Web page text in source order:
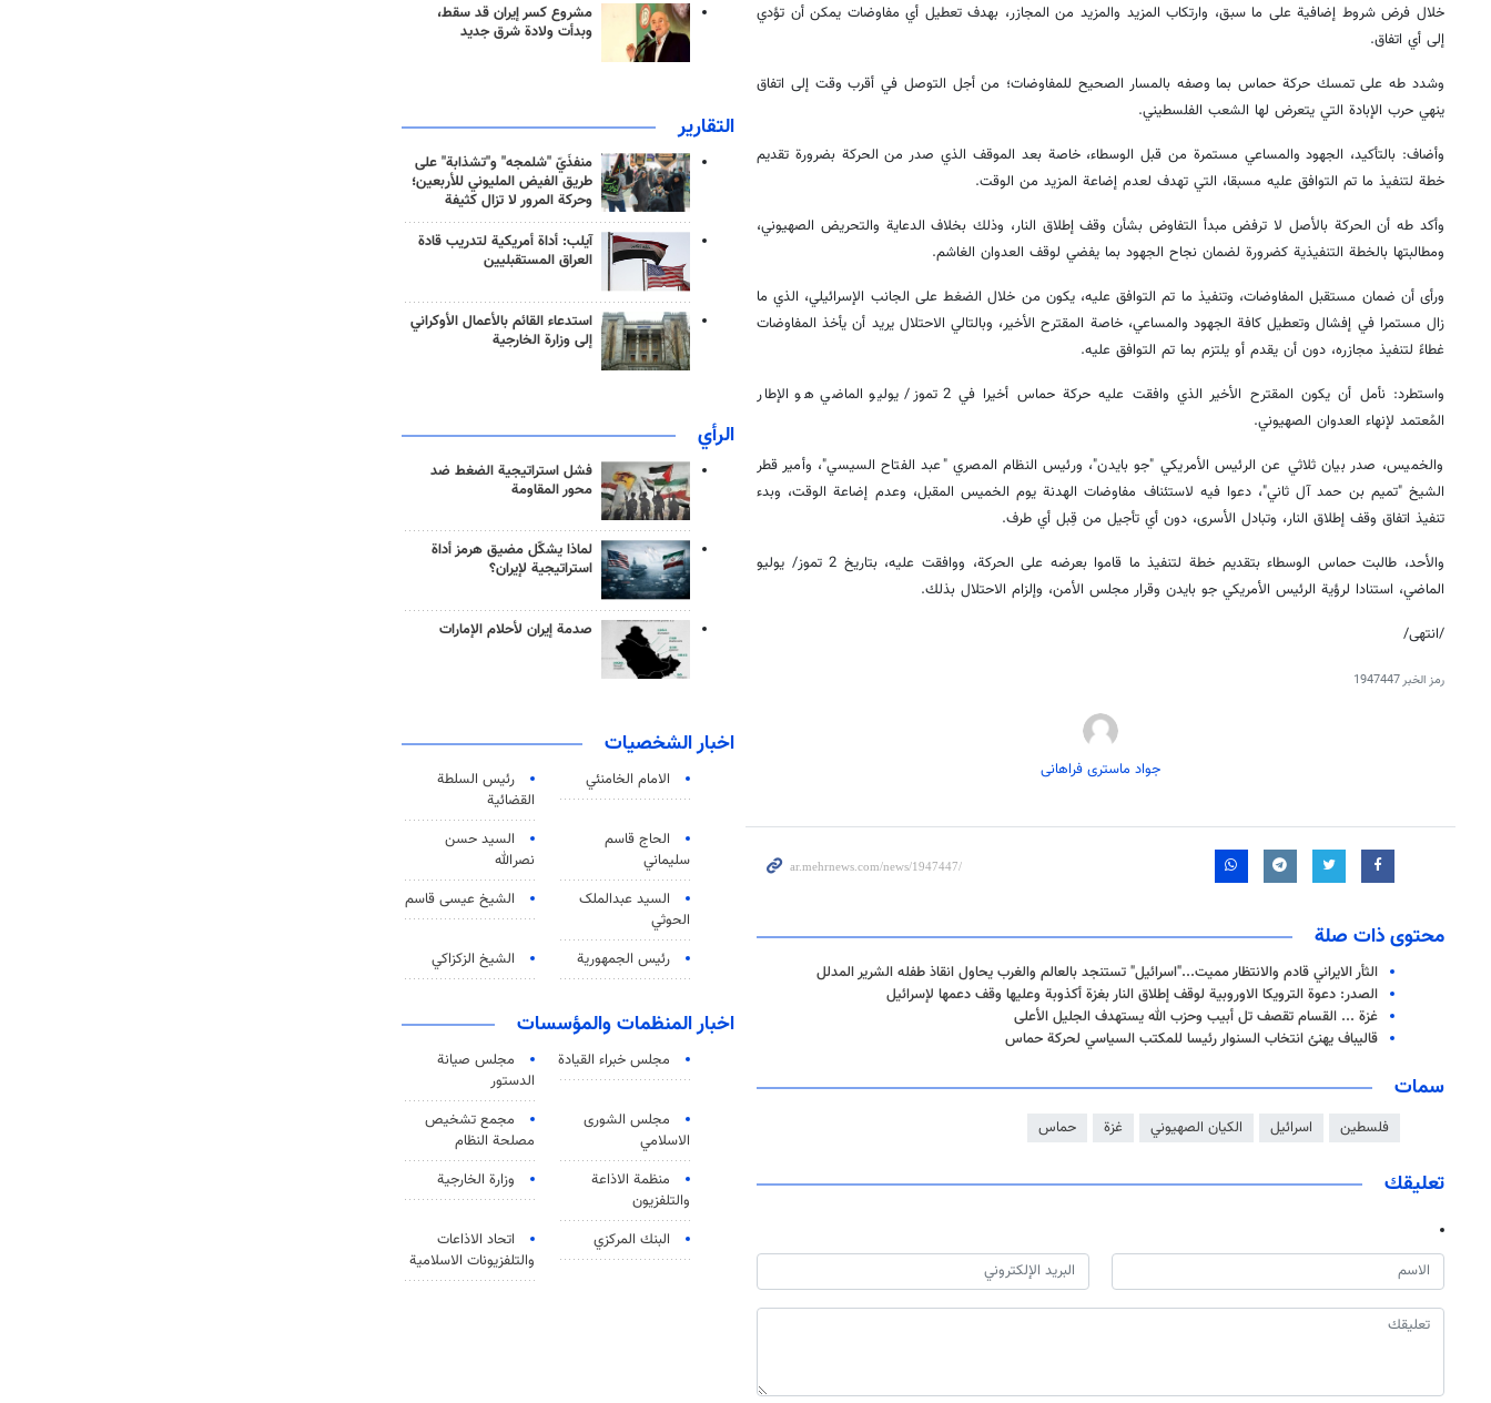
خلال فرض شروط إضافية على ما سبق، وارتكاب المزيد والمزيد من المجازر، بهدف تعطيل أي مفاوضات يمكن أن تؤدي
إلى أي اتفاق.
وشدد طه على تمسك حركة حماس بما وصفه بالمسار الصحيح للمفاوضات؛ من أجل التوصل في أقرب وقت إلى اتفاق
ينهي حرب الإبادة التي يتعرض لها الشعب الفلسطيني.
وأضاف: بالتأكيد، الجهود والمساعي مستمرة من قبل الوسطاء، خاصة بعد الموقف الذي صدر من الحركة بضرورة تقديم
خطة لتنفيذ ما تم التوافق عليه مسبقا، التي تهدف لعدم إضاعة المزيد من الوقت.
وأكد طه أن الحركة بالأصل لا ترفض مبدأ التفاوض بشأن وقف إطلاق النار، وذلك بخلاف الدعاية والتحريض الصهيوني،
ومطالبتها بالخطة التنفيذية كضرورة لضمان نجاح الجهود بما يفضي لوقف العدوان الغاشم.
ورأى أن ضمان مستقبل المفاوضات، وتنفيذ ما تم التوافق عليه، يكون من خلال الضغط على الجانب الإسرائيلي، الذي ما
زال مستمرا في إفشال وتعطيل كافة الجهود والمساعي، خاصة المقترح الأخير، وبالتالي الاحتلال يريد أن يأخذ المفاوضات
غطاءً لتنفيذ مجازره، دون أن يقدم أو يلتزم بما تم التوافق عليه.
واستطرد: نأمل أن يكون المقترح الأخير الذي وافقت عليه حركة حماس أخيرا في 2 تموز/ يوليو الماضي هو الإطار
المُعتمد لإنهاء العدوان الصهيوني.
والخميس، صدر بيان ثلاثي عن الرئيس الأمريكي "جو بايدن"، ورئيس النظام المصري "عبد الفتاح السيسي"، وأمير قطر
الشيخ "تميم بن حمد آل ثاني"، دعوا فيه لاستئناف مفاوضات الهدنة يوم الخميس المقبل، وعدم إضاعة الوقت، وبدء
تنفيذ اتفاق وقف إطلاق النار، وتبادل الأسرى، دون أي تأجيل من قِبل أي طرف.
والأحد، طالبت حماس الوسطاء بتقديم خطة لتنفيذ ما قاموا بعرضه على الحركة، ووافقت عليه، بتاريخ 2 تموز/ يوليو
الماضي، استنادا لرؤية الرئيس الأمريكي جو بايدن وقرار مجلس الأمن، وإلزام الاحتلال بذلك.
/انتهى/
رمز الخبر1947447
جواد ماستری فراهانی
محتوى ذات صلة
الثأر الايراني قادم والانتظار مميت..."اسرائيل" تستنجد بالعالم والغرب يحاول انقاذ طفله الشرير المدلل
الصدر: دعوة الترويكا الاوروبية لوقف إطلاق النار بغزة أكذوبة وعليها وقف دعمها لإسرائيل
غزة ... القسام تقصف تل أبيب وحزب الله يستهدف الجليل الأعلى
قاليباف يهنئ انتخاب السنوار رئيسا للمكتب السياسي لحركة حماس
سمات
فلسطين اسرائيل الكيان الصهيوني غزة حماس
تعليقك
مشروع كسر إيران قد سقط،
وبدأت ولادة شرق جديد
التقارير
منفذَيّ "شلمجه" و"تشذابة" على
طريق الفيض المليوني للأربعين؛
وحركة المرور لا تزال كثيفة
آيلب: أداة أمريكية لتدريب قادة
العراق المستقبليين
استدعاء القائم بالأعمال الأوكراني
إلى وزارة الخارجية
الرأي
فشل استراتيجية الضغط ضد
محور المقاومة
لماذا يشكّل مضيق هرمز أداة
استراتيجية لإيران؟
صدمة إيران لأحلام الإمارات
اخبار الشخصيات
الامام الخامنئي
رئیس السلطة
القضائیة
الحاج قاسم
سليماني
السيد حسن
نصرالله
السید عبدالملک
الحوثي
الشيخ عيسى قاسم
رئيس الجمهورية الشيخ الزكزاكي
اخبار المنظمات والمؤسسات
مجلس خبراء القيادة
مجلس صيانة
الدستور
مجلس الشورى
الاسلامي
مجمع تشخيص
مصلحة النظام
منظمة الاذاعة
والتلفزیون
وزارة الخارجية
البنك المركزي
اتحاد الاذاعات
والتلفزيونات الاسلامية